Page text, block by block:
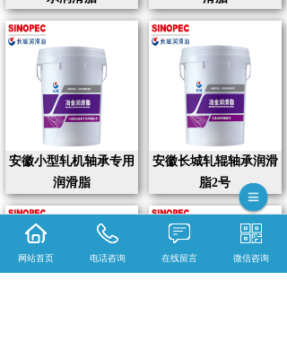
安徽小型轧机轴承专用
润滑脂
安徽长城轧辊轴承润滑
脂2号
网站首页 电话咨询 在线留言 微信咨询